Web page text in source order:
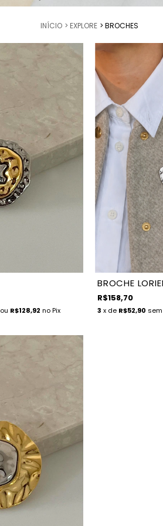
INÍCIO > EXPLORE > BROCHES
ou R$128,92 no Pix
BROCHE
R$158,70
3 x de R$52,90